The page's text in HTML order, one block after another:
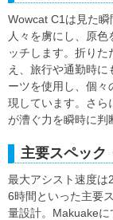
Wowcat C1は見た
人々を虜にし、原
ッチします。折り
え、旅行や通勤時
ーツを使用し、個
現しています。さら
が漕ぐ力を瞬時に判
主要スペック
最大アシスト速度は
6時間といった主要
量設計。Makuake